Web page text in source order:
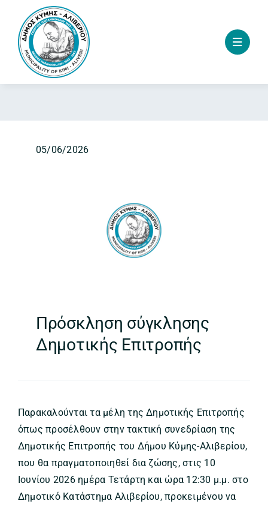
content
05/06/2026
Πρόσκληση σύγκλησης
Δημοτικής Επιτροπής
Παρακαλούνται τα μέλη της Δημοτικής Επιτροπής
όπως προσέλθουν στην τακτική συνεδρίαση της
Δημοτικής Επιτροπής του Δήμου Κύμης-Αλιβερίου,
που θα πραγματοποιηθεί δια ζώσης, στις 10
Ιουνίου 2026 ημέρα Τετάρτη και ώρα 12:30 μ.μ. στο
Δημοτικό Κατάστημα Αλιβερίου, προκειμένου να